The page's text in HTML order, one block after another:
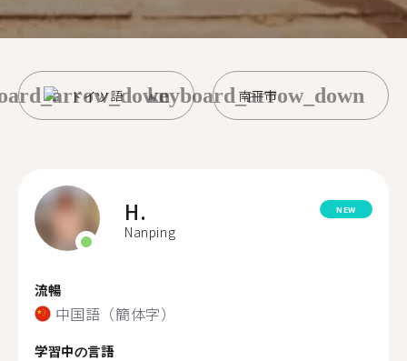
ドイツ語 南平市
keyboard_arrow_down
H.
Nanping
NEW
流暢
中国語（簡体字）
学習中の言語